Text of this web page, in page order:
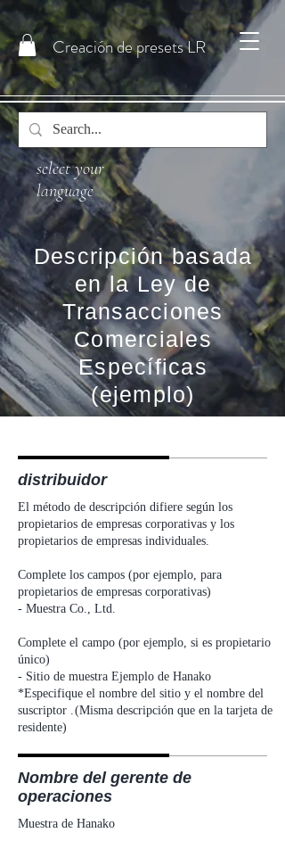
Creación de presets LR
select your
language
Descripción basada
en la Ley de
Transacciones
Comerciales
Específicas
(ejemplo)
distribuidor
El método de descripción difiere según los
propietarios de empresas corporativas y los
propietarios de empresas individuales.
Complete los campos (por ejemplo, para
propietarios de empresas corporativas)
- Muestra Co., Ltd.
Complete el campo (por ejemplo, si es propietario
único)
- Sitio de muestra Ejemplo de Hanako
*Especifique el nombre del sitio y el nombre del
suscriptor .(Misma descripción que en la tarjeta de
residente)
Nombre del gerente de
operaciones
Muestra de Hanako